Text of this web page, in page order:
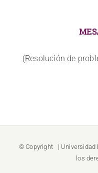
(Resolución de
© Copyright | Universidad
los